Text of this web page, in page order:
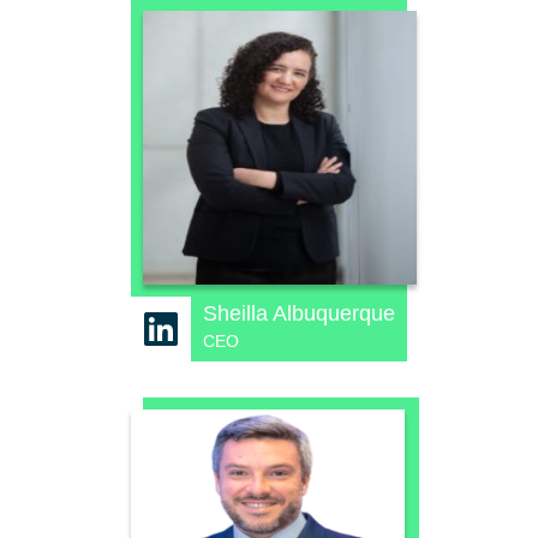
Sheilla Albuquerque
CEO